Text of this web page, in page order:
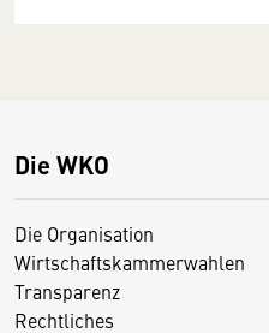
Die WKO
Die Organisation
Wirtschaftskammerwahlen
Transparenz
Rechtliches